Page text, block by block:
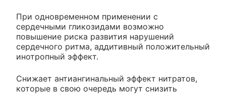
При одновременном применении с
сердечными гликозидами возможно
повышение риска развития нарушений
сердечного ритма, аддитивный положительный
инотропный эффект.
Снижает антиангинальный эффект нитратов,
которые в свою очередь могут снизить